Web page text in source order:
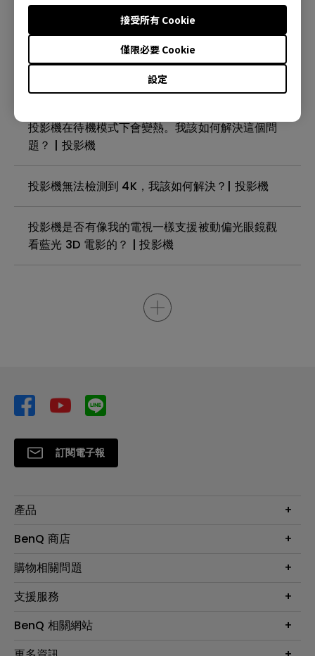
設定
僅限必要 Cookie
接受所有 Cookie
邊框？| 投影機
自動畫面對齊功能無法運作，該怎麼處理？
投影機支援第三方 Wi-Fi 無線網卡嗎？| 投影機
投影機在待機模式下會變熱。我該如何解決這個問
題？ | 投影機
投影機無法檢測到 4K，我該如何解決？| 投影機
投影機是否有像我的電視一樣支援被動偏光眼鏡觀
看藍光 3D 電影的？ | 投影機
訂閱電子報
產品
大型液晶
投影機
智慧照明
專業拍物視訊鏡頭
BenQ 商店
最新產品與活動
尋找銷售據點
會員綁定LINE教學
購物相關問題
第一次購物就上手
延長保固購買
贈品兌換網站首頁
支援服務
服務公告
BenQ 相關網站
專業商用解決方案